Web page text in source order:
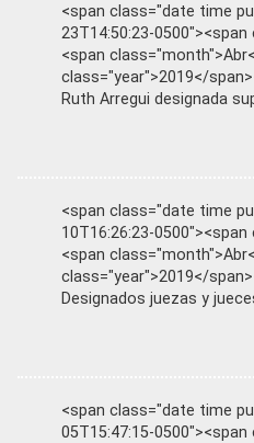
<span class="date time
23T14:50:23-
<span
class="year">2019</
Ruth Arregui designada
<span class="date time
10T16:26:23-
<span
class="year">2019</
Designados juezas y
<span class="date time
05T15:47:15-